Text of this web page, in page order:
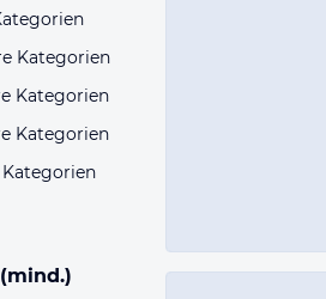
Kategorien
Kategorien
Kategorien
Kategorien